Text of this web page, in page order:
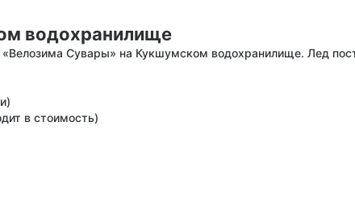
водохранилище
«Велозима Сувары» на Кукшумском водохранилище. Лед
в стоимость)